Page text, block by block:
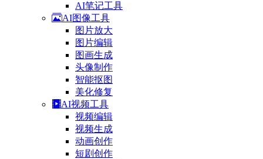
AI笔记工具
AI图像工具
图片放大
图片编辑
图画生成
头像制作
智能抠图
美化修复
AI视频工具
视频编辑
视频生成
动画创作
短剧创作